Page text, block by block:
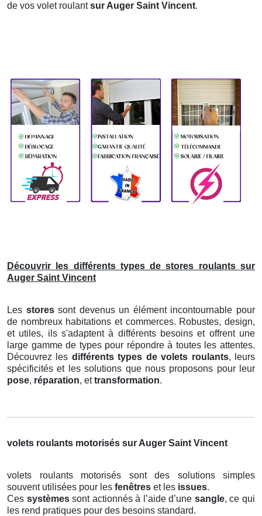
de vos volet roulantsur Auger Saint Vincent.
Découvrir les différents types de stores roulants sur
Auger Saint Vincent
Les storessont devenus un élément incontournable pour
de nombreux habitations et commerces. Robustes, design,
et utiles, ils s'adaptent à différents besoins et offrent une
large gamme de types pour répondre à toutes les attentes.
Découvrez les différents types de volets roulants, leurs
spécificités et les solutions que nous proposons pour leur
pose, réparation, ettransformation.
volets roulants motorisés sur Auger Saint Vincent
volets roulants motorisés sont des solutions simples
souvent utilisées pour les fenêtres et les issues.
Ces systèmessont actionnés à l’aide d’une sangle, ce qui
les rend pratiques pour des besoins standard.